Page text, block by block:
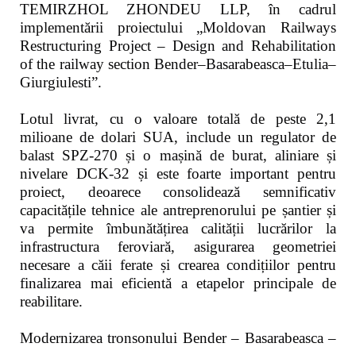
TEMIRZHOL ZHONDEU LLP, în cadrul
implementării proiectului „Moldovan Railways
Restructuring Project – Design and Rehabilitation
of the railway section Bender–Basarabeasca–Etulia–
Giurgiulesti”.
Lotul livrat, cu o valoare totală de peste 2,1
milioane de dolari SUA, include un regulator de
balast SPZ-270 și o mașină de burat, aliniare și
nivelare DCK-32 și este foarte important pentru
proiect, deoarece consolidează semnificativ
capacitățile tehnice ale antreprenorului pe șantier și
va permite îmbunătățirea calității lucrărilor la
infrastructura feroviară, asigurarea geometriei
necesare a căii ferate și crearea condițiilor pentru
finalizarea mai eficientă a etapelor principale de
reabilitare.
Modernizarea tronsonului Bender – Basarabeasca –